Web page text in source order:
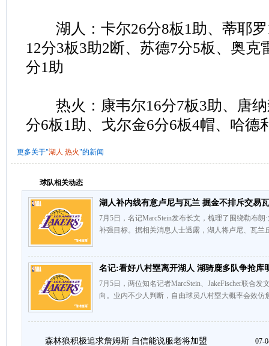
湖人：卡尔26分8板1助、蒂耶罗
12分3板3助2断、苏德7分5板、奥克
分1助
热火：康韦尔16分7板3助、唐纳
分6板1助、戈尔金6分6板4帽、哈德
更多关于"湖人 热火"的新闻
球队相关动态
湖人补内线有意卢尼与瓦兰 掘金不排斥交易
7月5日，名记MarcStein发布长文，梳理了围绕勒布
补强目标。据相关消息人士透露，湖人将卢尼、瓦
名记:看好八村塁离开湖人 湖骑鹿多队争抢库
7月5日，两位知名记者MarcStein、JakeFischer联合
向。业内不少人判断，自由球员八村塁大概率会效
森林狼积极追求詹姆斯 自信能说服老将加盟 07-